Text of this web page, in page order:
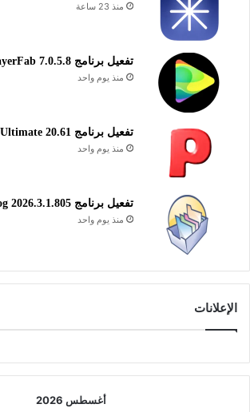
منذ 23 ساعة
تفعيل برنامج PlayerFab 7.0.5.8
منذ يوم واحد
تفعيل برنامج pdfMachine Ultimate 20.61
منذ يوم واحد
تفعيل برنامج WinCatalog 2026.3.1.805
منذ يوم واحد
الإعلانات
أغسطس 2026